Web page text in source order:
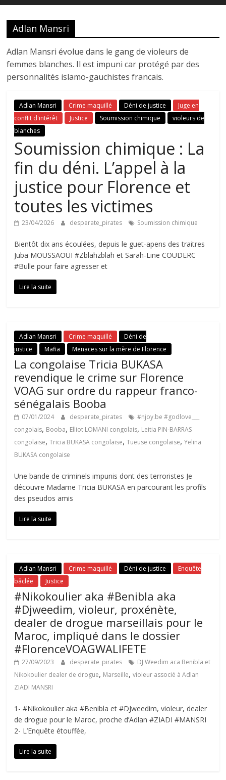
Adlan Mansri
Adlan Mansri évolue dans le gang de violeurs de
femmes blanches. Il est impuni car protégé par des
personnalités islamo-gauchistes francais.
Adlan Mansri Crime maquillé Déni de justice
Juge en
conflit d'intérêt
Justice Soumission chimique
violeurs de
blanches
Soumission chimique : La
fin du déni. L’appel à la
justice pour Florence et
toutes les victimes
23/04/2026 desperate_pirates Soumission chimique
Bientôt dix ans écoulées, depuis le guet-apens des traitres
Juba MOUSSAOUI #Zblahzblah et Sarah-Line COUDERC
#Bulle pour faire agresser et
Lire la suite
Adlan Mansri Crime maquillé
Déni de
justice
Mafia Menaces sur la mère de Florence
La congolaise Tricia BUKASA
revendique le crime sur Florence
VOAG sur ordre du rappeur franco-
sénégalais Booba
07/01/2024 desperate_pirates
#njoy.be #godlove___
congolais, Booba, Elliot LOMANI congolais, Leitia PIN-BARRAS
congolaise,Tricia BUKASA congolaise,Tueuse congolaise,Yelina
BUKASA congolaise
Une bande de criminels impunis dont des terroristes Je
découvre Madame Tricia BUKASA en parcourant les profils
des pseudos amis
Lire la suite
Adlan Mansri Crime maquillé Déni de justice
Enquête
bâclée
Justice
#Nikokoulier aka #Benibla aka
#Djweedim, violeur, proxénète,
dealer de drogue marseillais pour le
Maroc, impliqué dans le dossier
#FlorenceVOAGWALIFETE
27/09/2023 desperate_pirates
DJ Weedim aca Benibla et
Nikokoulier dealer de drogue, Marseille,violeur associé à Adlan
ZIADI MANSRI
1- #Nikokoulier aka #Benibla et #DJweedim, violeur, dealer
de drogue pour le Maroc, proche d’Adlan #ZIADI #MANSRI
2- L’Enquête étouffée,
Lire la suite